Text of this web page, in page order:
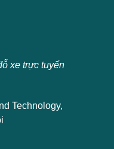
xe trực tuyến
Technology,